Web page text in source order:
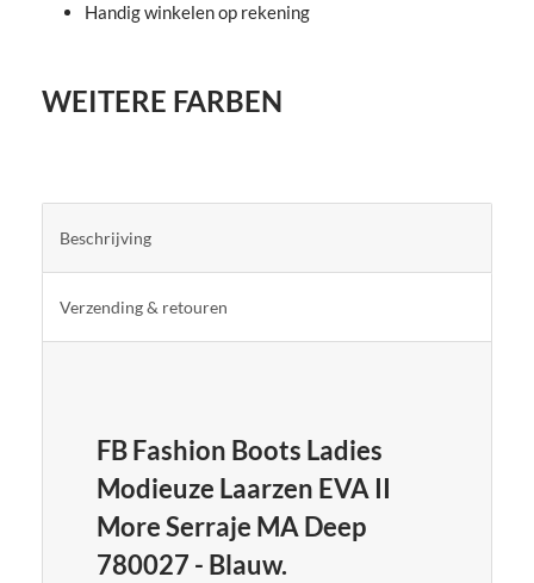
Handig winkelen op rekening
WEITERE FARBEN
Beschrijving
Verzending & retouren
FB Fashion Boots Ladies
Modieuze Laarzen EVA II
More Serraje MA Deep
780027 - Blauw.